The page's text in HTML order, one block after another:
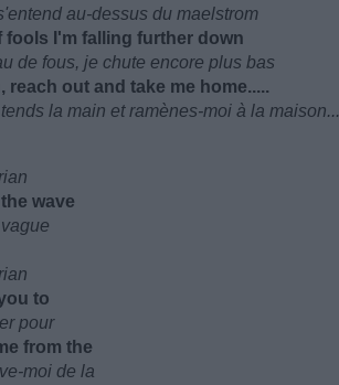
au-dessus du maelstrom
fools I'm falling further down
de fous, je chute encore plus bas
reach out and take me home.....
la main et ramènes-moi à la maison...
wave
to
pour
from the
moi de la